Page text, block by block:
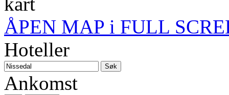
ÅPEN MAP i FULL
Hoteller
Ankomst